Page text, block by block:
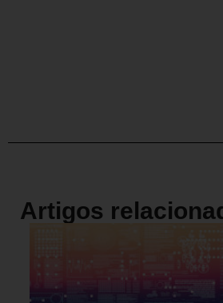
Artigos